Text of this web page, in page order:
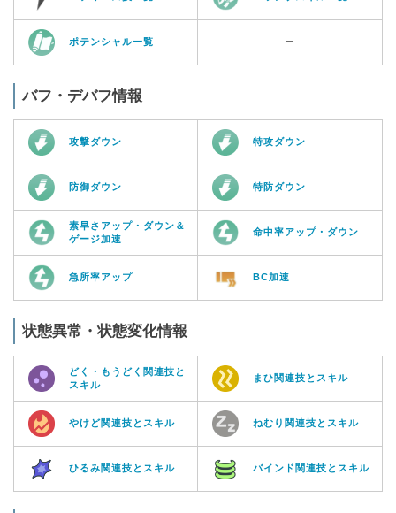
ポテンシャル一覧 ー
バフ・デバフ情報
攻撃ダウン 特攻ダウン
防御ダウン 特防ダウン
素早さアップ・ダウン＆
ゲージ加速
命中率アップ・ダウン
急所率アップ BC加速
状態異常・状態変化情報
どく・もうどく関連技と
スキル
まひ関連技とスキル
やけど関連技とスキル ねむり関連技とスキル
ひるみ関連技とスキル バインド関連技とスキル